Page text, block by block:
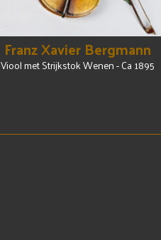
Franz Xavier Bergmann
Viool met Strijkstok Wenen - Ca 1895